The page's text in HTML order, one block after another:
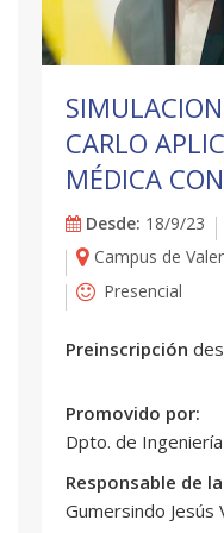
CARLO
MÉDICA
Desde: 18/9/23
Campus de
Presencial
Preinscripción
Promovido por:
Dpto. de
Responsable de
Gumersindo Jesús